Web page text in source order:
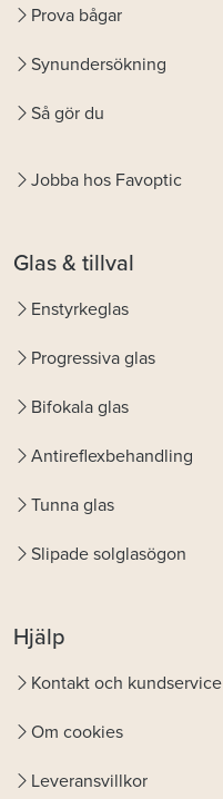
Prova bågar
Synundersökning
Så gör du
Jobba hos Favoptic
Glas & tillval
Enstyrkeglas
Progressiva glas
Bifokala glas
Antireflexbehandling
Tunna glas
Slipade solglasögon
Hjälp
Kontakt och kundservice
Om cookies
Leveransvillkor